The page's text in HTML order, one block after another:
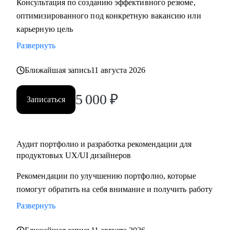
Консультация по созданию эффективного резюме,
оптимизированного под конкретную вакансию или
карьерную цель
Развернуть
Ближайшая запись11 августа 2026
Записаться 5 000 ₽
Аудит портфолио и разработка рекомендации для
продуктовых UX/UI дизайнеров
Рекомендации по улучшению портфолио, которые
помогут обратить на себя внимание и получить работу
Развернуть